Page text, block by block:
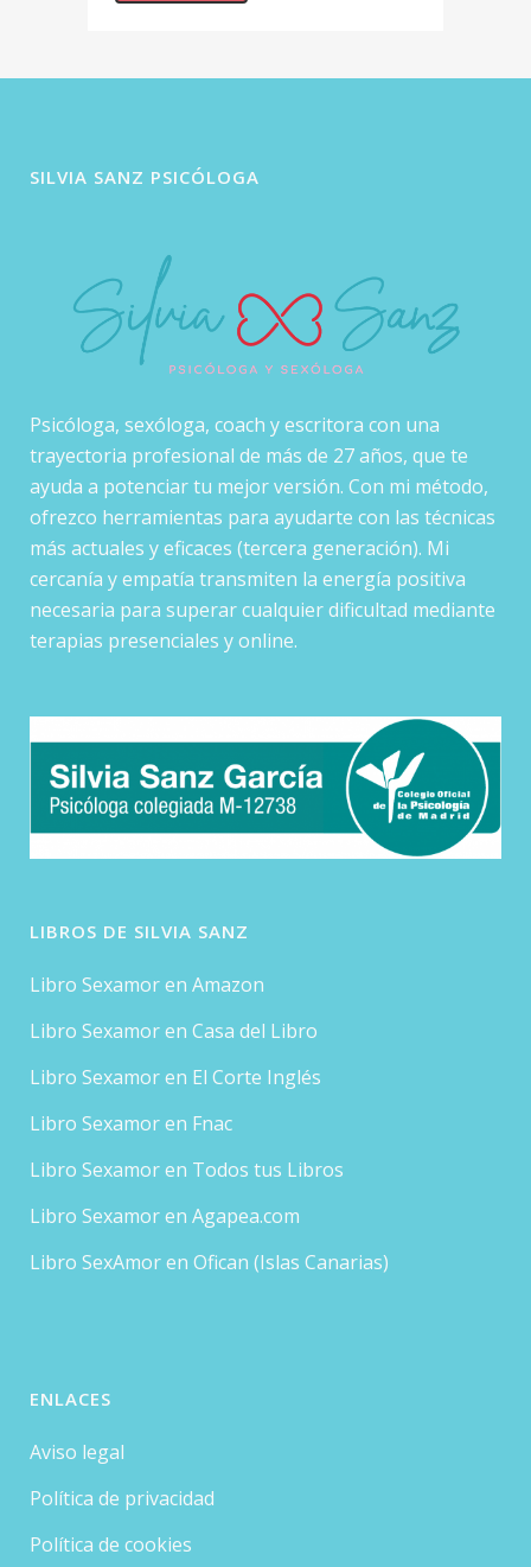
SILVIA SANZ PSICÓLOGA
Psicóloga, sexóloga, coach y escritora con una
trayectoria profesional de más de 27 años, que te
ayuda a potenciar tu mejor versión. Con mi método,
ofrezco herramientas para ayudarte con las técnicas
más actuales y eficaces (tercera generación). Mi
cercanía y empatía transmiten la energía positiva
necesaria para superar cualquier dificultad mediante
terapias presenciales y online.
LIBROS DE SILVIA SANZ
Libro Sexamor en Amazon
Libro Sexamor en Casa del Libro
Libro Sexamor en El Corte Inglés
Libro Sexamor en Fnac
Libro Sexamor en Todos tus Libros
Libro Sexamor en Agapea.com
Libro SexAmor en Ofican (Islas Canarias)
ENLACES
Aviso legal
Política de privacidad
Política de cookies